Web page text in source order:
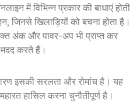
में विभिन्न प्रकार की बाधाएं होती
खिलाड़ियों को बचना होता है।
अंक और पावर-अप भी प्राप्त कर
करते हैं।
इसकी सरलता और रोमांच है। यह
हासिल करना चुनौतीपूर्ण है।